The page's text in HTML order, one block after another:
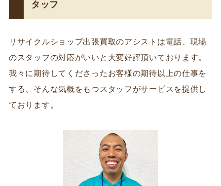
タッフ
リサイクルショップ出張買取のアシストは電話、現場
のスタッフの対応がいいと大変好評頂いております。
我々に期待してくださったお客様の期待以上の仕事を
する、そんな気概をもつスタッフがサービスを提供し
ております。